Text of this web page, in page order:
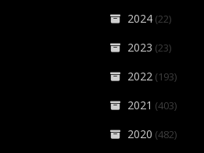
2024 (22)
2023 (23)
2022 (193)
2021 (403)
2020 (482)